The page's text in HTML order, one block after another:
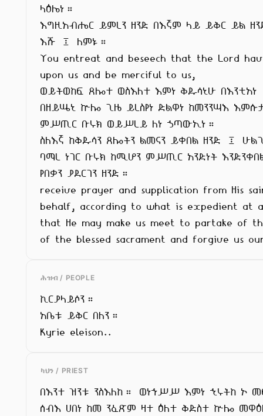
ላዕሌነ።
እግዚአብሔር ይምረን ዘንድ በእኛም ላይ ይቅር ይል
እሹ ፤ ለምኑ።
You entreat and beseech that the Lord
upon us and be merciful to us,
ወይትወከፍ ጸሎተ ወስእለተ እምነ ቅዱሳኒሁ በእንቲአነ
በዘይሤኒ ኵሎ ጊዜ ይረስየነ ድልዋነ ከመንንሣእ
ምሥጢር ቡሩክ ወይሥረይ ለነ ኃጣውኢነ።
ስለእኛ ከቅዱሳን ጸሎትን ልመናን ይቀበል ዘንድ ፤
ባማረ ነገር ቡሩክ ከሚሆን ምሥጢር አንድነት
የበቃን ያደርገን ዘንድ።
receive prayer and supplication from His
behalf, according to what is expedient at
that He may make us meet to partake of
of the blessed sacrament and forgive us
ሕዝብ / PEOPLE
ኪርያላይሶን።
አቤቱ ይቅር በለን።
Kyrie eleison..
ካህን / PRIEST
በእንተ ዝንቱ ንስእለከ። ወነኀሥሥ እምነ ኂሩትከ ኦ
ሰብእ ሀበነ ከመ ንፈጽም ዛተ ዕለተ ቅድስተ ኵሎ